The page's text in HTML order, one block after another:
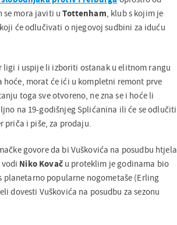
se mora javiti uTottenham, klub s kojim je
će odlučivati o njegovoj sudbini za iduću
ligi i uspije li izboriti ostanak u elitnom rangu
morat će ići u kompletni remont prve
toga sve otvoreno, ne zna se i hoće li
na 19-godišnjeg Splićanina ili će se odlučiti
priča i piše, za prodaju.
govore da bi Vuškovića na posudbu htjela
Niko Kovaču proteklim je godinama bio
planetarno popularne nogometaše (Erling
dovesti Vuškovića na posudbu za sezonu